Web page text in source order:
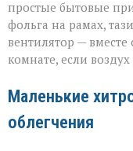
простые бытовые
фольга на рамах,
вентилятор —
комнате, если
Маленькие
облегчения